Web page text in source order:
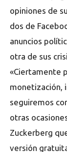
opiniones de
dos de
anuncios
otra de sus
«Ciertamente
monetización,
seguiremos
otras
Zuckerberg
versión